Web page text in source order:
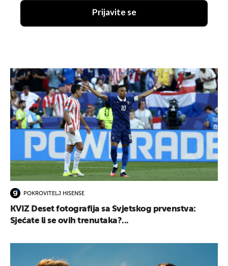
Prijavite se
POKROVITELJ HISENSE
KVIZ Deset fotografija sa Svjetskog prvenstva:
Sjećate li se ovih trenutaka?...